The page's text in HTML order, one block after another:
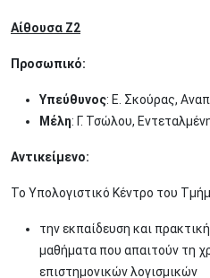
Αίθουσα Ζ2
Προσωπικό:
Υπεύθυνος: Ε. Σκούρας,
Μέλη: Γ. Τσώλου,
Αντικείμενο:
Το Υπολογιστικό Κέντρο του
την εκπαίδευση και
μαθήματα που απαιτούν τη
επιστημονικών λογισμικών